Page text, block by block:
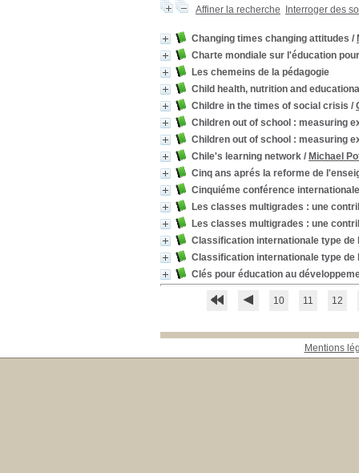
Affiner la recherche Interroger des
Changing times changing attitudes /
Charte mondiale sur l'éducation
Les chemeins de la pédagogie
Child health, nutrition and
Childre in the times of social crisis /
Children out of school : measuring
Children out of school : measuring
Chile's learning network / Michael
Cinq ans aprés la reforme de
Cinquiéme conférence
Les classes multigrades : une
Les classes multigrades : une
Classification internationale type de
Classification internationale type de
Clés pour éducation au
10 11 12
Mentions